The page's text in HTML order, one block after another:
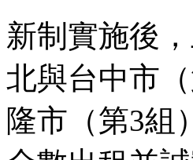
新制實施後
北與台中市
隆市（第3組